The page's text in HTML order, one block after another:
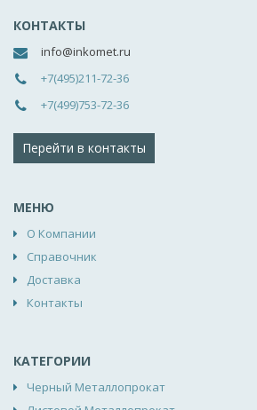
КОНТАКТЫ
info@inkomet.ru
+7(495)211-72-36
+7(499)753-72-36
Перейти в контакты
МЕНЮ
О Компании
Справочник
Доставка
Контакты
КАТЕГОРИИ
Черный Металлопрокат